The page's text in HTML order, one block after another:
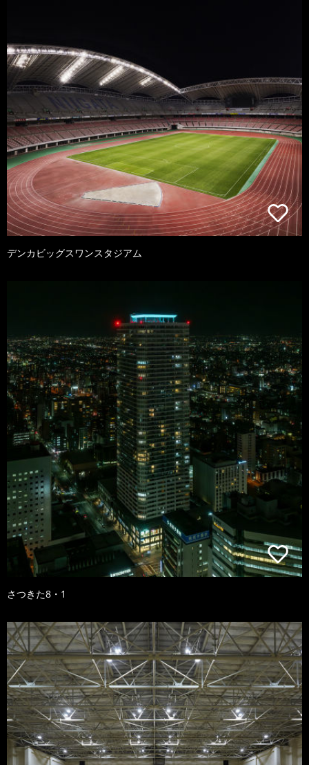
デンカビッグスワンスタジアム
さつきた8・1